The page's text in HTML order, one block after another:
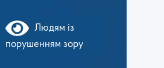
Людям із
порушенням зору